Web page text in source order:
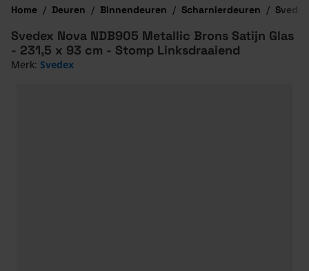
Home / Deuren / Binnendeuren / Scharnierdeuren /
Svedex Nova NDB905 Metallic Brons Satijn Glas
- 231,5 x 93 cm - Stomp Linksdraaiend
Merk: Svedex